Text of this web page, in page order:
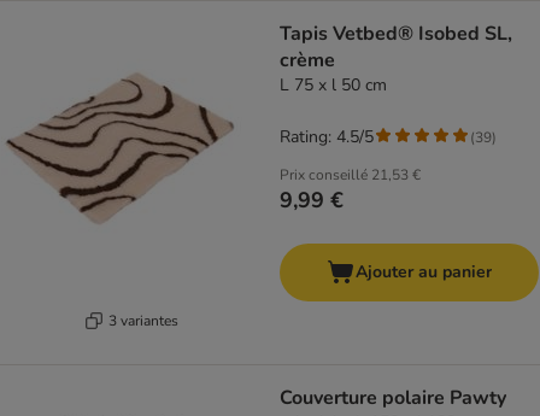
3 variantes
Tapis Vetbed® Isobed SL,
crème
L 75 x l 50 cm
Prix conseillé 21,53 €
9,99 €
Rating: 4.5/5 (39)
Ajouter au panier
Couverture polaire Pawty